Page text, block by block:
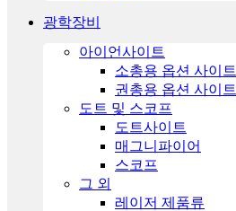
광학장비
아이언사이트
소총용 옵션 사이트
권총용 옵션 사이트
도트 및 스코프
도트사이트
매그니파이어
스코프
그 외
레이저 제품류